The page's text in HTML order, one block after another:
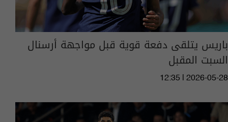
باريس يتلقى دفعة قوية قبل مواجهة أرسنال
السبت المقبل
12:35 | 2026-05-28